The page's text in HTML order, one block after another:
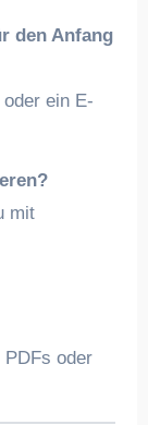
den Anfang
ein E-
mit
oder